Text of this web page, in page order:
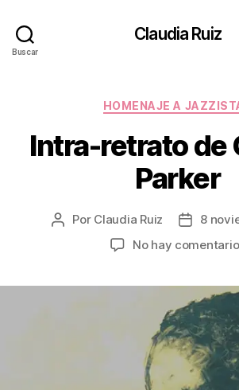
Buscar
Claudia Ruiz
HOMENAJE A
Intra-retrato de
Parker
Autor
Por Claudia Ruiz
Fecha
8
No hay